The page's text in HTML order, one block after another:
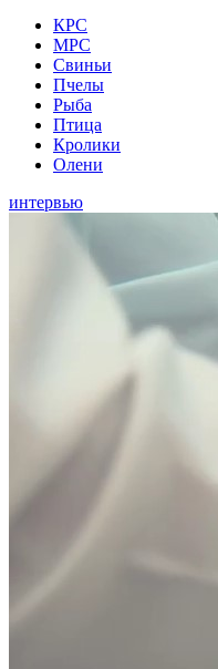
КРС
МРС
Свиньи
Пчелы
Рыба
Птица
Кролики
Олени
интервью